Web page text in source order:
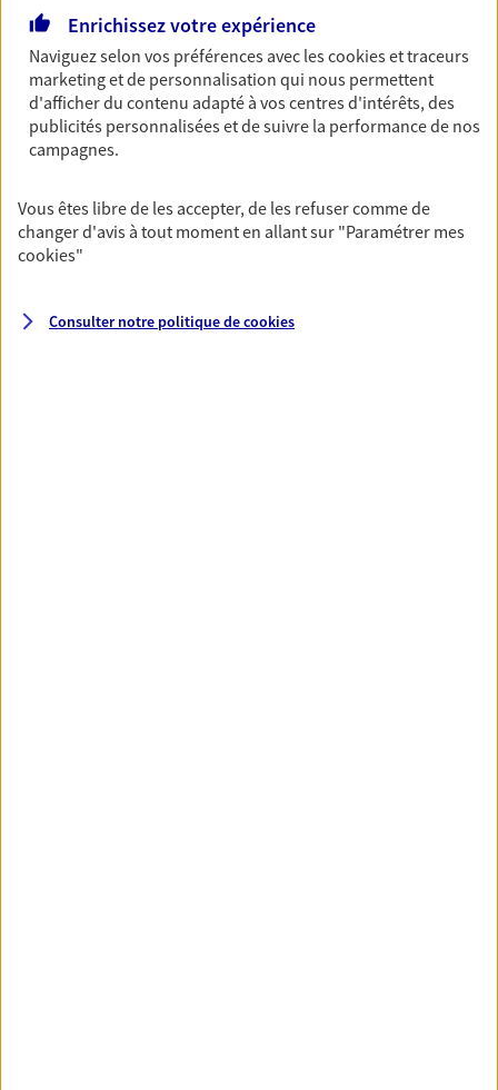
France
18 Rue Annet Segeron, 86580 Biard
Horaires : Ouvert
de 09:00 à 12:30puis de 14:00 à 18:00
NOUS CONTACTER
N° Orias * (orias.fr) : EI ADALBERT ALEXANDRE (17005577); EIRL
Enrichissez votre expérience
Naviguez selon vos préférences avec lescookies et traceurs
marketing et de personnalisation qui nous permettent
d'afficher du contenu adapté à vos centres d'intérêts, des
publicités personnalisées et de suivre la performance de nos
campagnes.
Vous êtes libre de les accepter, de les refuser comme de
changer d'avis à tout moment en allant sur "Paramétrer mes
cookies"
Consulter notre politique decookies